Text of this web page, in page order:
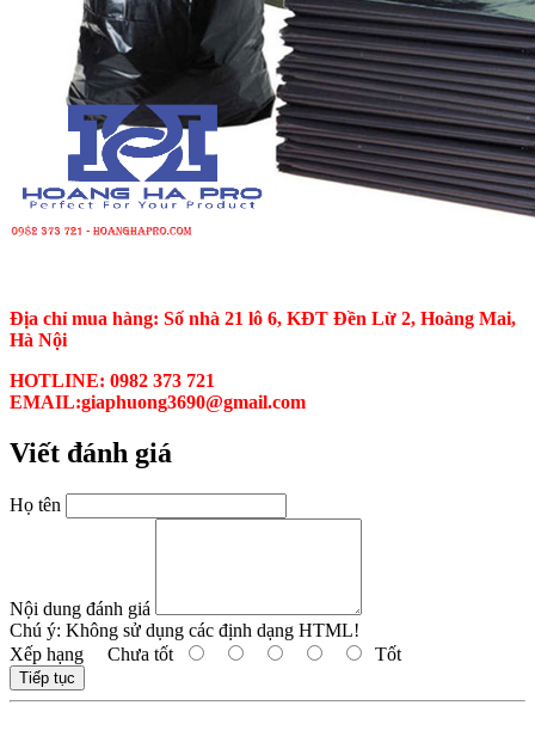
Địa chỉ mua hàng: Số nhà 21 lô 6, KĐT Đền Lừ 2, Hoàng Mai,
Hà Nội
HOTLINE: 0982 373 721
EMAIL:giaphuong3690@gmail.com
Viết đánh giá
Họ tên
Nội dung đánh giá
Chú ý: Không sử dụng các định dạng HTML!
Xếp hạng Chưa tốt Tốt
Tiếp tục